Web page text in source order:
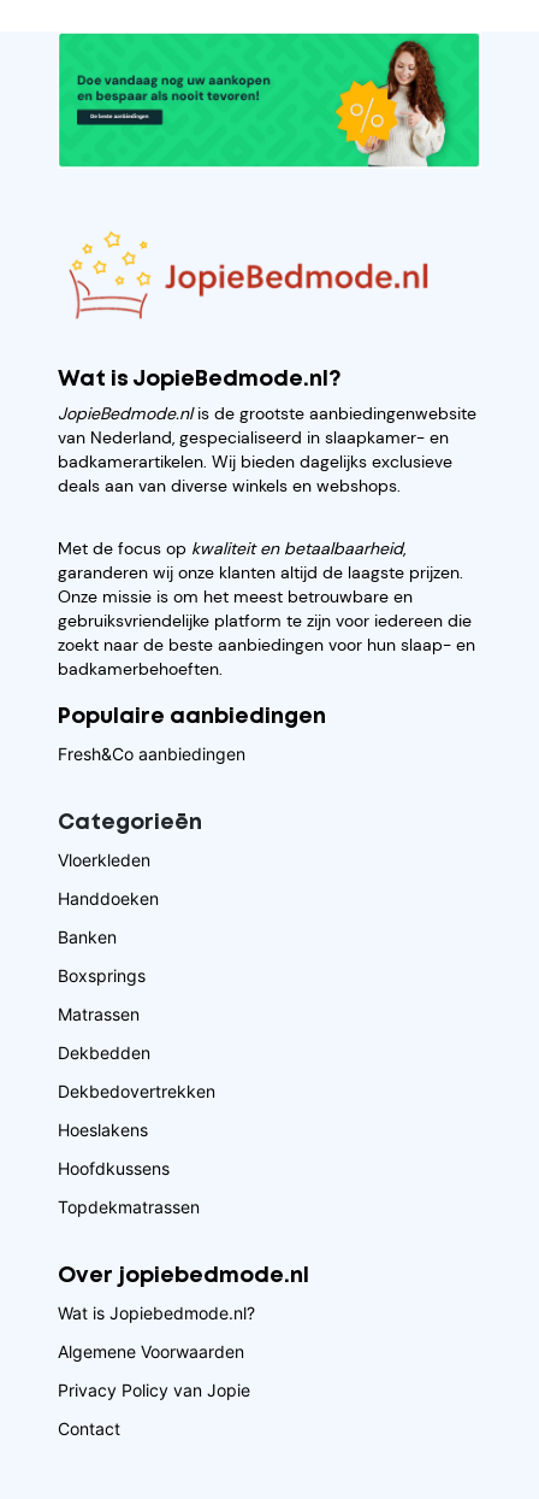
Wat is JopieBedmode.nl?
JopieBedmode.nlis de grootste aanbiedingenwebsite
van Nederland, gespecialiseerd in slaapkamer- en
badkamerartikelen. Wij bieden dagelijks exclusieve
deals aan van diverse winkels en webshops.
Met de focus op kwaliteit en betaalbaarheid,
garanderen wij onze klanten altijd de laagste prijzen.
Onze missie is om het meest betrouwbare en
gebruiksvriendelijke platform te zijn voor iedereen die
zoekt naar de beste aanbiedingen voor hun slaap- en
badkamerbehoeften.
Populaire aanbiedingen
Fresh&Co aanbiedingen
Categorieēn
Vloerkleden
Handdoeken
Banken
Boxsprings
Matrassen
Dekbedden
Dekbedovertrekken
Hoeslakens
Hoofdkussens
Topdekmatrassen
Over jopiebedmode.nl
Wat is Jopiebedmode.nl?
Algemene Voorwaarden
Privacy Policy van Jopie
Contact